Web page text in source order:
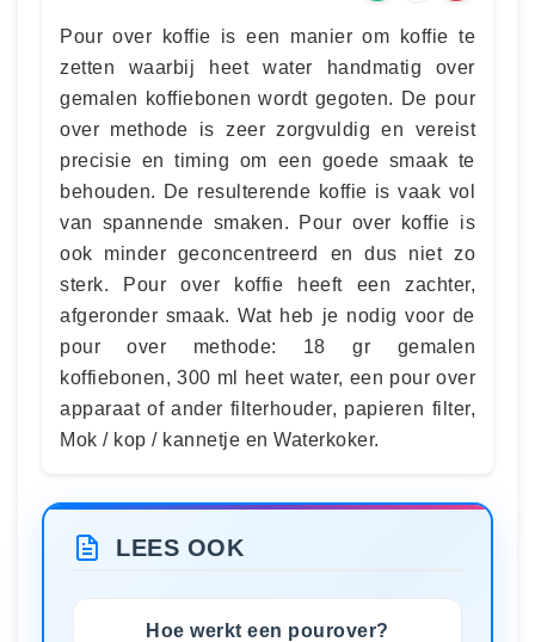
Pour over koffie is een manier om koffie te
zetten waarbij heet water handmatig over
gemalen koffiebonen wordt gegoten. De pour
over methode is zeer zorgvuldig en vereist
precisie en timing om een goede smaak te
behouden. De resulterende koffie is vaak vol
van spannende smaken. Pour over koffie is
ook minder geconcentreerd en dus niet zo
sterk. Pour over koffie heeft een zachter,
afgeronder smaak. Wat heb je nodig voor de
pour over methode: 18 gr gemalen
koffiebonen, 300 ml heet water, een pour over
apparaat of ander filterhouder, papieren filter,
Mok / kop / kannetje en Waterkoker.
LEES OOK
Hoe werkt een pourover?